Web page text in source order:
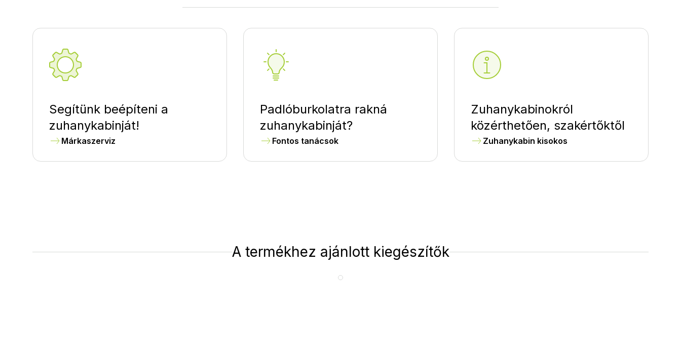
Segítünk beépíteni a
zuhanykabinját!
Márkaszerviz
Padlóburkolatra rakná
zuhanykabinját?
Fontos tanácsok
Zuhanykabinokról
közérthetően, szakértőktől
Zuhanykabin kisokos
A termékhez ajánlott kiegészítők